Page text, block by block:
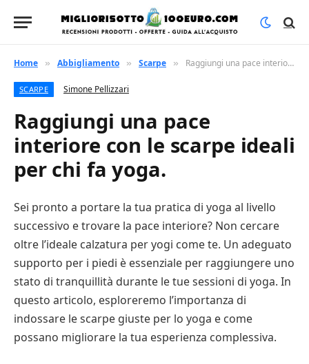
Home » Abbigliamento » Scarpe » Raggiungi una pace interiore con le scarpe ideali per chi fa yoga.
SCARPE Simone Pellizzari
Raggiungi una pace
interiore con le scarpe ideali
per chi fa yoga.
Sei pronto a portare la tua pratica di yoga al livello
successivo e trovare la pace interiore? Non cercare
oltre l’ideale calzatura per yogi come te. Un adeguato
supporto per i piedi è essenziale per raggiungere uno
stato di tranquillità durante le tue sessioni di yoga. In
questo articolo, esploreremo l’importanza di
indossare le scarpe giuste per lo yoga e come
possano migliorare la tua esperienza complessiva.